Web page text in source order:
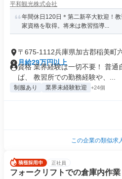
平和観光株式会社
年間休日120日＊第二新卒大歓迎！
家資格を取得。将来は教習指導...
〒675-1112兵庫県加古郡稲美町
月給29万円以上
資格 業界経験は一切不要！ 普通
ば、 教習所での勤務経験や、...
制服あり 業界未経験歓迎 +24個
この企業の類似求
正社員
フォークリフトでの倉庫内作業